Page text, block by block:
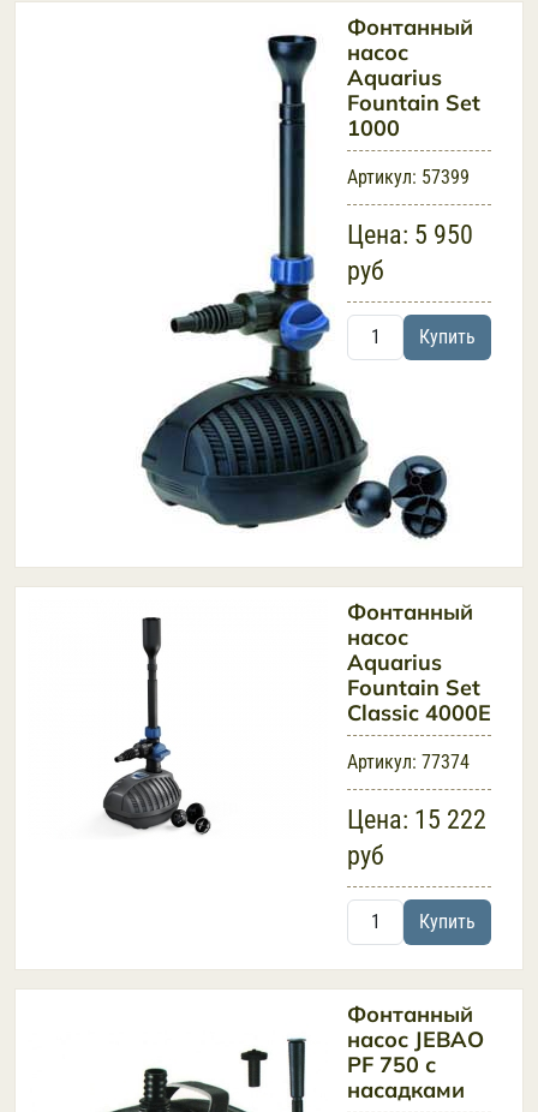
Фонтанный
насос
Aquarius
Fountain Set
1000
Артикул: 57399
Цена: 5 950
руб
Купить
Фонтанный
насос
Aquarius
Fountain Set
Classic 4000E
Артикул: 77374
Цена: 15 222
руб
Купить
Фонтанный
насос JEBAO
PF 750 с
насадками